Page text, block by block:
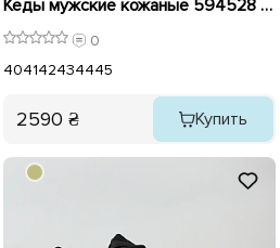
Кеды мужские кожаные 594528 Черные
0
404142434445
2590 ₴ Купить